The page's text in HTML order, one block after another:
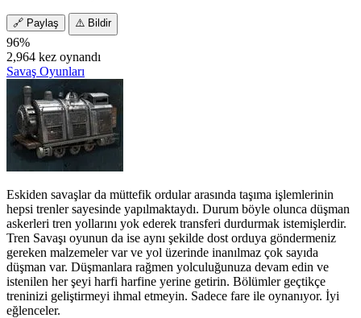
🔗 Paylaş ⚠️ Bildir
96%
2,964 kez oynandı
Savaş Oyunları
Eskiden savaşlar da müttefik ordular arasında taşıma işlemlerinin
hepsi trenler sayesinde yapılmaktaydı. Durum böyle olunca düşman
askerleri tren yollarını yok ederek transferi durdurmak istemişlerdir.
Tren Savaşı oyunun da ise aynı şekilde dost orduya göndermeniz
gereken malzemeler var ve yol üzerinde inanılmaz çok sayıda
düşman var. Düşmanlara rağmen yolculuğunuza devam edin ve
istenilen her şeyi harfi harfine yerine getirin. Bölümler geçtikçe
treninizi geliştirmeyi ihmal etmeyin. Sadece fare ile oynanıyor. İyi
eğlenceler.